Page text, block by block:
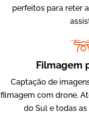
perfeitos para reter
Filmagem
Captação de
filmagem com drone.
do Sul e todas as